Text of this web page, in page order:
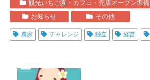
観光いちご園・カフェ・売店オープン準備
お知らせ
その他
農家 チャレンジ 独立 経営